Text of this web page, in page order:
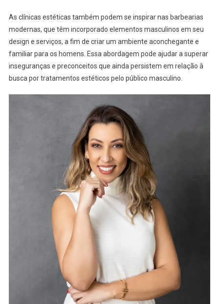
As clínicas estéticas também podem se inspirar nas barbearias
modernas, que têm incorporado elementos masculinos em seu
design e serviços, a fim de criar um ambiente aconchegante e
familiar para os homens. Essa abordagem pode ajudar a superar
inseguranças e preconceitos que ainda persistem em relação à
busca por tratamentos estéticos pelo público masculino.